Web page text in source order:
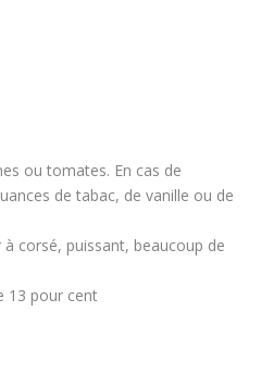
ou tomates. En cas de
de tabac, de vanille ou de
corsé, puissant, beaucoup de
13 pour cent